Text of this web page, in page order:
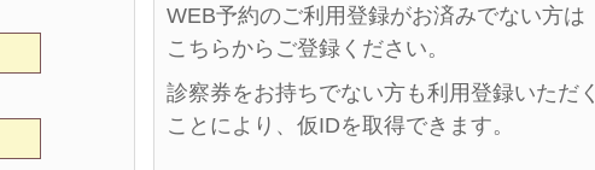
WEB予約のご利用登録がお済みでない方は
こちらからご登録ください。
診察券をお持ちでない方も利用登録いただく
ことにより、仮IDを取得できます。